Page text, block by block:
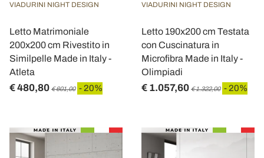
VIADURINI NIGHT DESIGN
Letto Matrimoniale
200x200 cm Rivestito in
Similpelle Made in Italy -
Atleta
€ 480,80 € 601,00 - 20%
VIADURINI NIGHT DESIGN
Letto 190x200 cm Testata
con Cuscinatura in
Microfibra Made in Italy -
Olimpiadi
€ 1.057,60 € 1.322,00 - 20%